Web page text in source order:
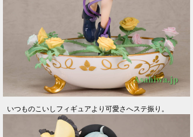
いつものこいしフィギュアより可愛さへステ振り。